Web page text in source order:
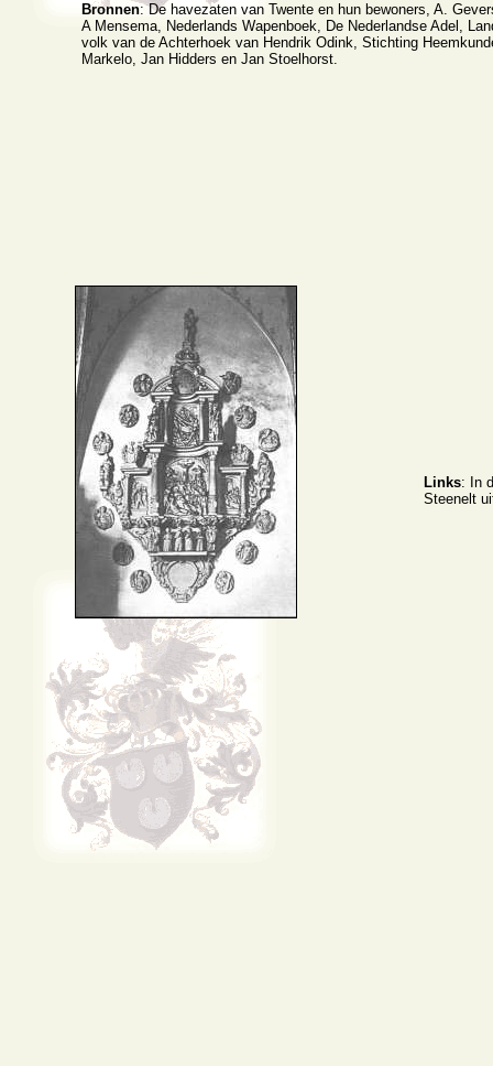
Bronnen: De havezaten van Twente en hun bewoners, A.
A Mensema, Nederlands Wapenboek, De Nederlandse Adel,
volk van de Achterhoek van Hendrik Odink, Stichting
Markelo, Jan Hidders en Jan Stoelhorst.
Links: In
Steenelt